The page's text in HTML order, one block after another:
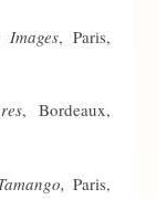
, Paris,
, Bordeaux,
Paris,